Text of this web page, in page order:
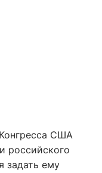
США
российского
задать ему